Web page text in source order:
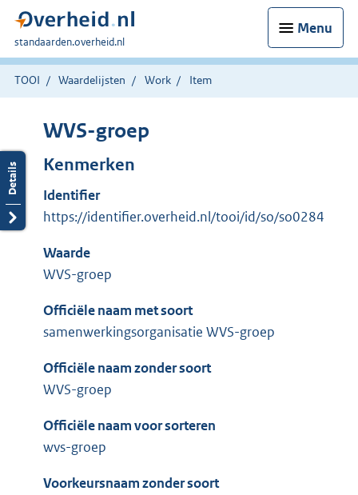
Menu
U
bent
hier:
standaarden.overheid.nl
TOOI Waardelijsten Work Item
WVS-groep
Kenmerken
Identifier
https://identifier.overheid.nl/tooi/id/so/so0284
Waarde
WVS-groep
Officiële naam met soort
samenwerkingsorganisatie WVS-groep
Officiële naam zonder soort
WVS-groep
Officiële naam voor sorteren
wvs-groep
Voorkeursnaam zonder soort